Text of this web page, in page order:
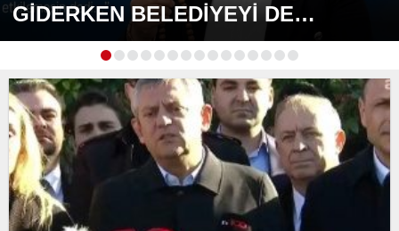
GİDERKEN BELEDİYEYİ DE
GÖTÜRÜYOR!